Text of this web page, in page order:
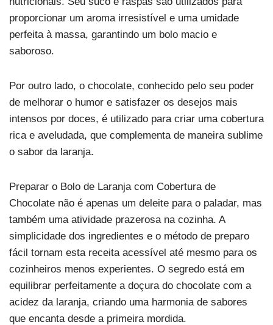
proporcionar um aroma irresistível e uma umidade
perfeita à massa, garantindo um bolo macio e
saboroso.
Por outro lado, o chocolate, conhecido pelo seu poder
de melhorar o humor e satisfazer os desejos mais
intensos por doces, é utilizado para criar uma cobertura
rica e aveludada, que complementa de maneira sublime
o sabor da laranja.
Preparar o Bolo de Laranja com Cobertura de
Chocolate não é apenas um deleite para o paladar, mas
também uma atividade prazerosa na cozinha. A
simplicidade dos ingredientes e o método de preparo
fácil tornam esta receita acessível até mesmo para os
cozinheiros menos experientes. O segredo está em
equilibrar perfeitamente a doçura do chocolate com a
acidez da laranja, criando uma harmonia de sabores
que encanta desde a primeira mordida.